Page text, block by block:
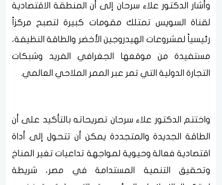
وأشار الدكتور علاء سرحان إلى أن المنطقة الاقتصادية
لقناة السويس تمتلك مقومات كبيرة لتصبح مركزاً
رئيسياً لمشروعات الهيدروجين الأخضر والطاقة النظيفة،
مستفيدة من موقعها الجغرافي الفريد وشبكات
التجارة الدولية التي تمر عبر الممر الملاحي العالمي.
واختتم الدكتور علاء سرحان تصريحاته بالتأكيد على أن
الطاقة الجديدة والمتجددة يمكن أن تتحول إلى أداة
اقتصادية فعالة وحيوية لمواجهة تداعيات تغير المناخ
وتحقيق التنمية المستدامة في مصر، شريطة